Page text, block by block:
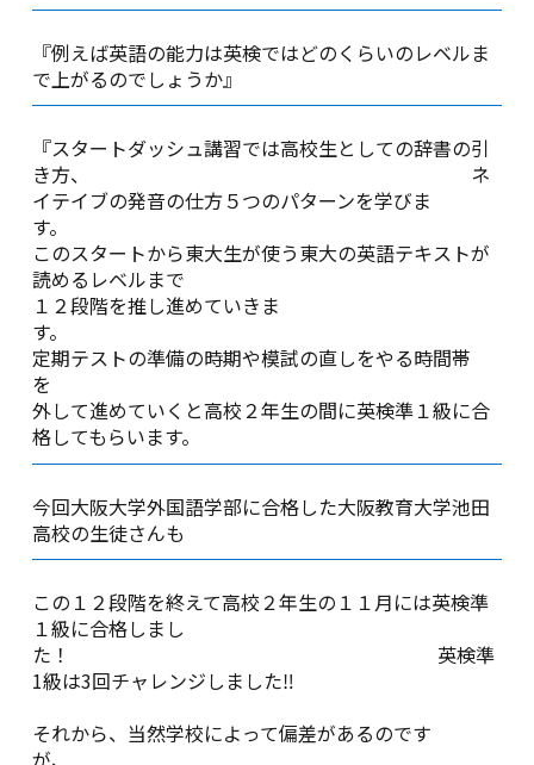
『例えば英語の能力は英検ではどのくらいのレベルま
で上がるのでしょうか』
『スタートダッシュ講習では高校生としての辞書の引
き方、 ネ
イテイブの発音の仕方５つのパターンを学びま
す
このスタートから東大生が使う東大の英語テキストが
読めるレベルまで
１２段階を推し進めていきま
す
定期テストの準備の時期や模試の直しをやる時間帯
外して進めていくと高校２年生の間に英検準１級に合
格してもらいます。
今回大阪大学外国語学部に合格した大阪教育大学池田
高校の生徒さんも
この１２段階を終えて高校２年生の１１月には英検準
１級に合格しまし
た！ 英検準
1級は3回チャレンジしました‼️
それから、当然学校によって偏差があるのです
が